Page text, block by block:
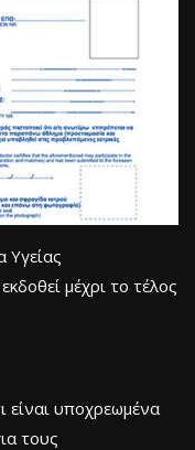
Υγείας
μέχρι το τέλος
είναι υποχρεωμένα
τους